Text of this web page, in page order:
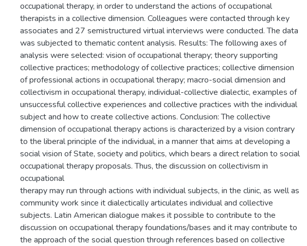
occupational therapy, in order to understand the actions of occupational
therapists in a collective dimension. Colleagues were contacted through key
associates and 27 semistructured virtual interviews were conducted. The data
was subjected to thematic content analysis. Results: The following axes of
analysis were selected: vision of occupational therapy; theory supporting
collective practices; methodology of collective practices; collective dimension
of professional actions in occupational therapy; macro-social dimension and
collectivism in occupational therapy, individual-collective dialectic, examples of
unsuccessful collective experiences and collective practices with the individual
subject and how to create collective actions. Conclusion: The collective
dimension of occupational therapy actions is characterized by a vision contrary
to the liberal principle of the individual, in a manner that aims at developing a
social vision of State, society and politics, which bears a direct relation to social
occupational therapy proposals. Thus, the discussion on collectivism in
occupational
therapy may run through actions with individual subjects, in the clinic, as well as
community work since it dialectically articulates individual and collective
subjects. Latin American dialogue makes it possible to contribute to the
discussion on occupational therapy foundations/bases and it may contribute to
the approach of the social question through references based on collective